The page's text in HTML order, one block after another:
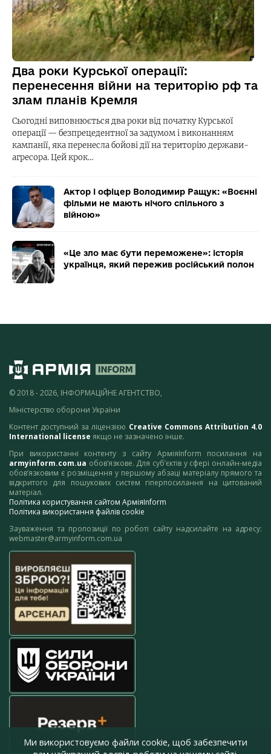
Два роки Курської операції:
перенесення війни на територію рф та
злам планів Кремля
Сьогодні виповнюється два роки від початку Курської
операції — безпрецедентної за задумом і виконанням
кампанії, яка перенесла бойові дії на територію держави-
агресора. Цей крок…
Актор і офіцер Володимир Ращук: «Воєнні
фільми не мають нічого спільного з
війною»
«Це зло має бути переможене»: історія
українця, який пережив російський полон
© 2018 - 2026, ІНФОРМАЦІЙНЕ АГЕНТСТВО,
Міністерство оборони України
Контент доступний за ліцензією Creative Commons Attribution 4.0
International license якщо не зазначено інше.
При використанні контенту з сайту АрміяInform посилання на
armyinform.com.ua обов’язкове. Для суб’єктів у сфері онлайн-медіа
обов’язковим є розміщення у першому абзаці матеріалу прямого та
відкритого для пошукових систем гіперпосилання на цитований
матеріал.
Політика користування сайтом АрміяInform
Політика використання файлів cookie
Зауваження та пропозиції по роботі сайту надсилайте на адресу:
webmaster@armyinform.com.ua
Ми використовуємо файли cookie, щоб забезпечити